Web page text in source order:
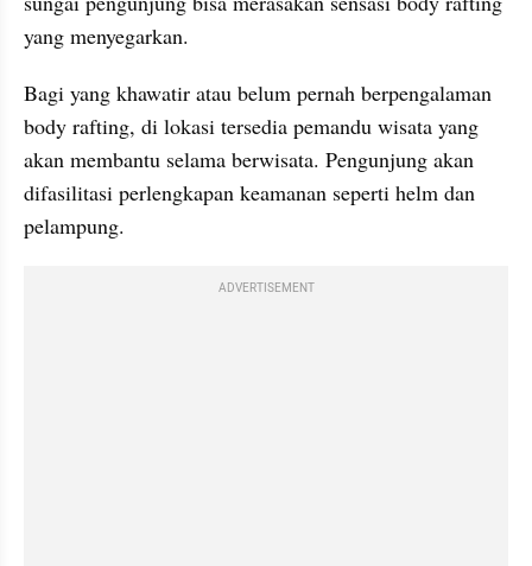
yang menyegarkan.
Bagi yang khawatir atau belum pernah berpengalaman
body rafting, di lokasi tersedia pemandu wisata yang
akan membantu selama berwisata. Pengunjung akan
difasilitasi perlengkapan keamanan seperti helm dan
pelampung.
ADVERTISEMENT